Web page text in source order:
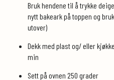
Bruk hendene til å trykke
nytt bakeark på toppen og
utover)
Dekk med plast og/ eller
min
Sett på ovnen 250 grader